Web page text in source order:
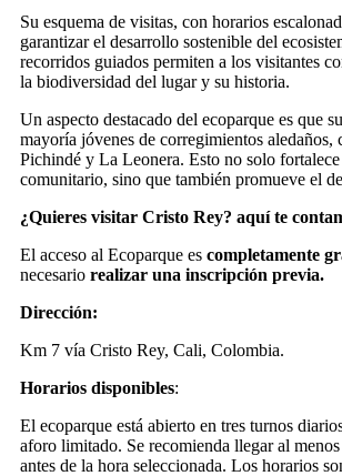
Su esquema de visitas, con horarios
garantizar el desarrollo sostenible del
recorridos guiados permiten a los visitantes
la biodiversidad del lugar y su historia.
Un aspecto destacado del ecoparque es que
mayoría jóvenes de corregimientos aledaños,
Pichindé y La Leonera. Esto no solo
comunitario, sino que también promueve el
¿Quieres visitar Cristo Rey? aquí te
El acceso al Ecoparque es completamente
necesario realizar una inscripción previa.
Dirección:
Km 7 vía Cristo Rey, Cali, Colombia.
Horarios disponibles:
El ecoparque está abierto en tres turnos
aforo limitado. Se recomienda llegar al
antes de la hora seleccionada. Los horarios